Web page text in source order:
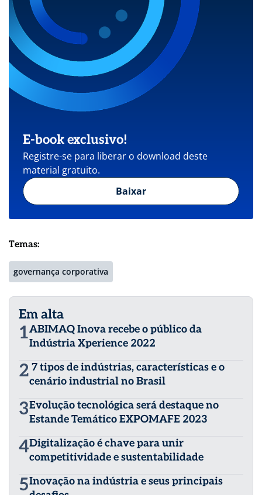
E-book exclusivo!
Registre-se para liberar o download deste
material gratuito.
Baixar
Temas:
governança corporativa
Em alta
1ABIMAQ Inova recebe o público da
Indústria Xperience 2022
2 7 tipos de indústrias, características e o
cenário industrial no Brasil
3Evolução tecnológica será destaque no
Estande Temático EXPOMAFE 2023
4Digitalização é chave para unir
competitividade e sustentabilidade
5Inovação na indústria e seus principais